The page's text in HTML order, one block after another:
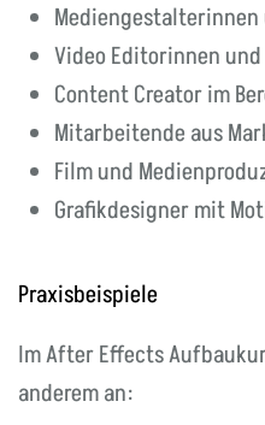
Video Editorinnen
Content Creator im
Mitarbeitende aus
Film und
Grafikdesigner mit
Praxisbeispiele
Im After Effects
anderem an: